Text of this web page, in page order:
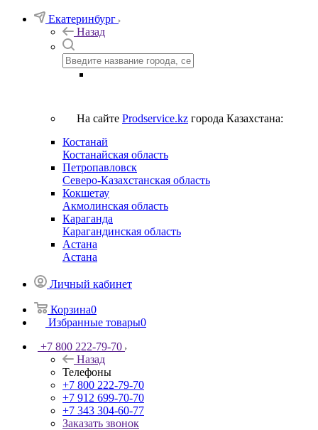
Екатеринбург
Назад
На сайте Prodservice.kz города Казахстана:
Костанай
Костанайская область
Петропавловск
Северо-Казахстанская область
Кокшетау
Акмолинская область
Караганда
Карагандинская область
Астана
Астана
Личный кабинет
Корзина0
Избранные товары0
+7 800 222-79-70
Назад
Телефоны
+7 800 222-79-70
+7 912 699-70-70
+7 343 304-60-77
Заказать звонок